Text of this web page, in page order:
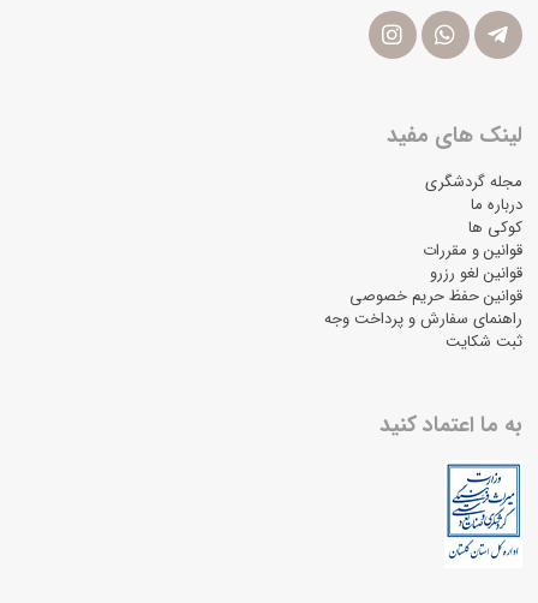
لینک های مفید
مجله گردشگری
درباره ما
کوکی ها
قوانین و مقررات
قوانین لغو رزرو
قوانین حفظ حریم خصوصی
راهنمای سفارش و پرداخت وجه
ثبت شکایت
به ما اعتماد کنید